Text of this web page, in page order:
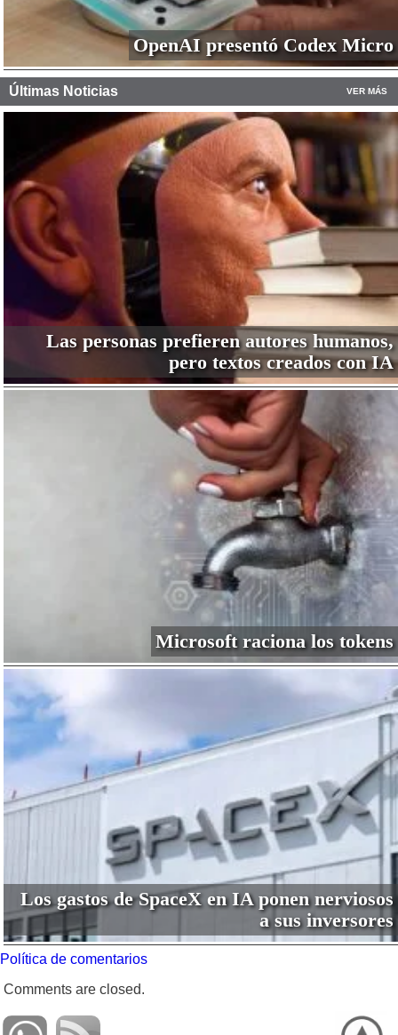
OpenAI presentó Codex Micro
Últimas Noticias VER MÁS
Las personas prefieren autores humanos,
pero textos creados con IA
Microsoft raciona los tokens
Los gastos de SpaceX en IA ponen nerviosos
a sus inversores
Política de comentarios
Comments are closed.